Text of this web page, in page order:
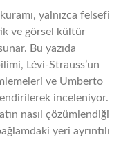
yalnızca felsefi
ve görsel kültür
Bu yazıda
Lévi-Strauss’un
ve Umberto
inceleniyor.
nasıl çözümlendiği
yeri ayrıntılı